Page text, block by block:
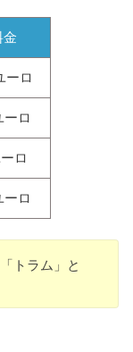
金
ーロ
ーロ
ロ
ーロ
トラム」と